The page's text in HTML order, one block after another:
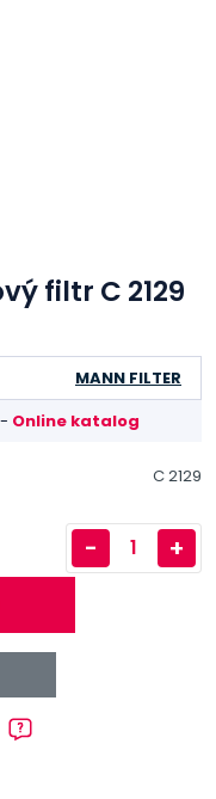
filtr C 2129
MANN FILTER
Online katalog
C 2129
- +